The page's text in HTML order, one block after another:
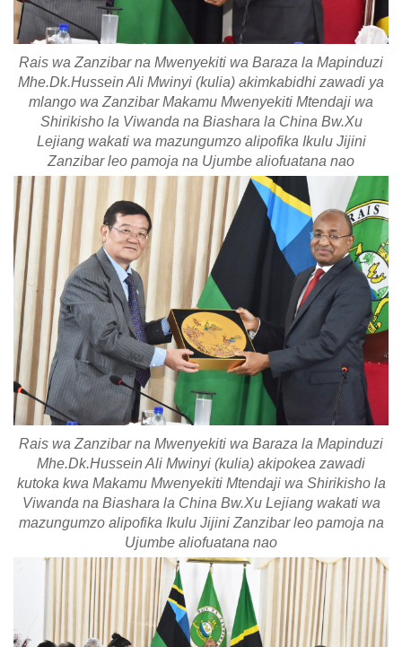
Rais wa Zanzibar na Mwenyekiti wa Baraza la Mapinduzi
Mhe.Dk.Hussein Ali Mwinyi (kulia) akimkabidhi zawadi ya
mlango wa Zanzibar Makamu Mwenyekiti Mtendaji wa
Shirikisho la Viwanda na Biashara la China Bw.Xu
Lejiang wakati wa mazungumzo alipofika Ikulu Jijini
Zanzibar leo pamoja na Ujumbe aliofuatana nao
Rais wa Zanzibar na Mwenyekiti wa Baraza la Mapinduzi
Mhe.Dk.Hussein Ali Mwinyi (kulia) akipokea zawadi
kutoka kwa Makamu Mwenyekiti Mtendaji wa Shirikisho la
Viwanda na Biashara la China Bw.Xu Lejiang wakati wa
mazungumzo alipofika Ikulu Jijini Zanzibar leo pamoja na
Ujumbe aliofuatana nao